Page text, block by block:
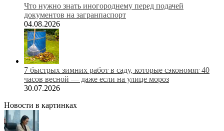
Что нужно знать иногороднему перед подачей
документов на загранпаспорт
04.08.2026
7 быстрых зимних работ в саду, которые сэкономят 40
часов весной — даже если на улице мороз
30.07.2026
Новости в картинках